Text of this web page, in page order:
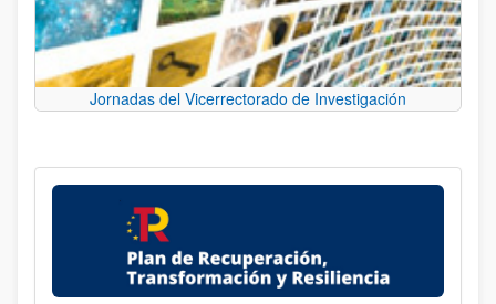
Jornadas del Vicerrectorado de Investigación